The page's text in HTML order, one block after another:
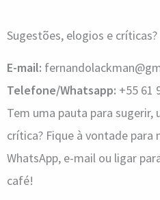
Sugestões, elogios e críticas?
E-mail:
Telefone/Whatsapp: +55 61
Tem uma pauta para sugerir,
crítica? Fique à vontade para
WhatsApp, e-mail ou ligar
café!